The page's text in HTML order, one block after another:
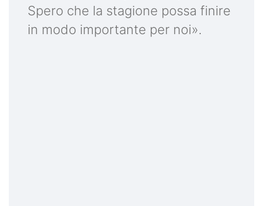
Spero che la stagione possa finire
in modo importante per noi».